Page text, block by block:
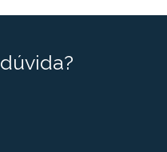
dúvida?